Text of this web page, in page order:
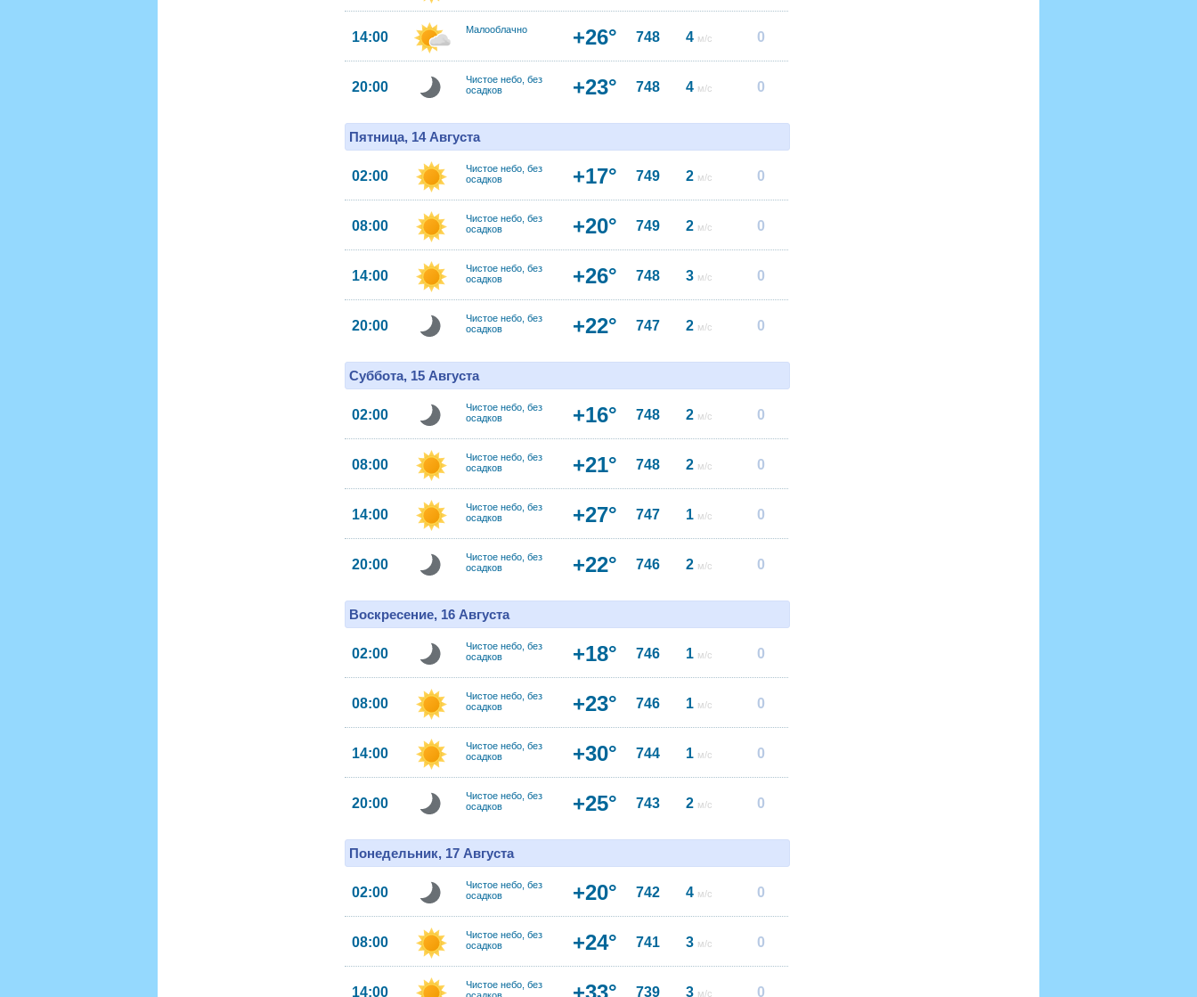
14:00 Малооблачно +26° 748 4 м/с 0
20:00
Чистое небо, без
осадков
+23° 748 4 м/с 0
Пятница, 14 Августа
02:00
Чистое небо, без
осадков
+17° 749 2 м/с 0
08:00
Чистое небо, без
осадков
+20° 749 2 м/с 0
14:00
Чистое небо, без
осадков
+26° 748 3 м/с 0
20:00
Чистое небо, без
осадков
+22° 747 2 м/с 0
Суббота, 15 Августа
02:00
Чистое небо, без
осадков
+16° 748 2 м/с 0
08:00
Чистое небо, без
осадков
+21° 748 2 м/с 0
14:00
Чистое небо, без
осадков
+27° 747 1 м/с 0
20:00
Чистое небо, без
осадков
+22° 746 2 м/с 0
Воскресение, 16 Августа
02:00
Чистое небо, без
осадков
+18° 746 1 м/с 0
08:00
Чистое небо, без
осадков
+23° 746 1 м/с 0
14:00
Чистое небо, без
осадков
+30° 744 1 м/с 0
20:00
Чистое небо, без
осадков
+25° 743 2 м/с 0
Понедельник, 17 Августа
02:00
Чистое небо, без
осадков
+20° 742 4 м/с 0
08:00
Чистое небо, без
осадков
+24° 741 3 м/с 0
14:00
Чистое небо, без
+33° 739 3 м/с 0